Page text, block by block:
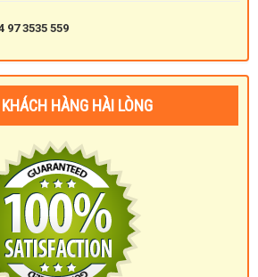
97 3535 559
HÀNG HÀI LÒNG